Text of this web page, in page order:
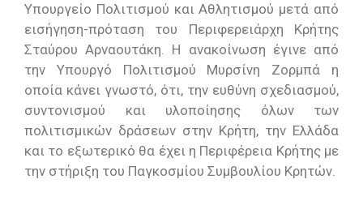
Επικοινωνία
Υπουργείο Πολιτισμού και Αθλητισμού μετά από
εισήγηση-πρόταση του Περιφερειάρχη Κρήτης
Σταύρου Αρναουτάκη. Η ανακοίνωση έγινε από
την Υπουργό Πολιτισμού Μυρσίνη Ζορμπά η
οποία κάνει γνωστό, ότι, την ευθύνη σχεδιασμού,
συντονισμού και υλοποίησης όλων των
πολιτισμικών δράσεων στην Κρήτη, την Ελλάδα
και το εξωτερικό θα έχει η Περιφέρεια Κρήτης με
την στήριξη του Παγκοσμίου Συμβουλίου Κρητών.